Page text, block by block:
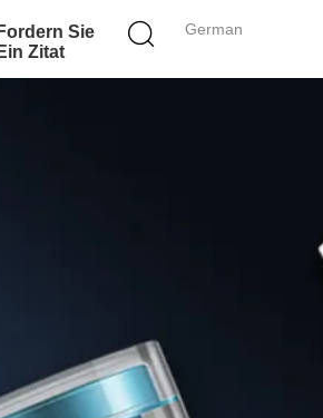
German
Fordern Sie
Ein Zitat